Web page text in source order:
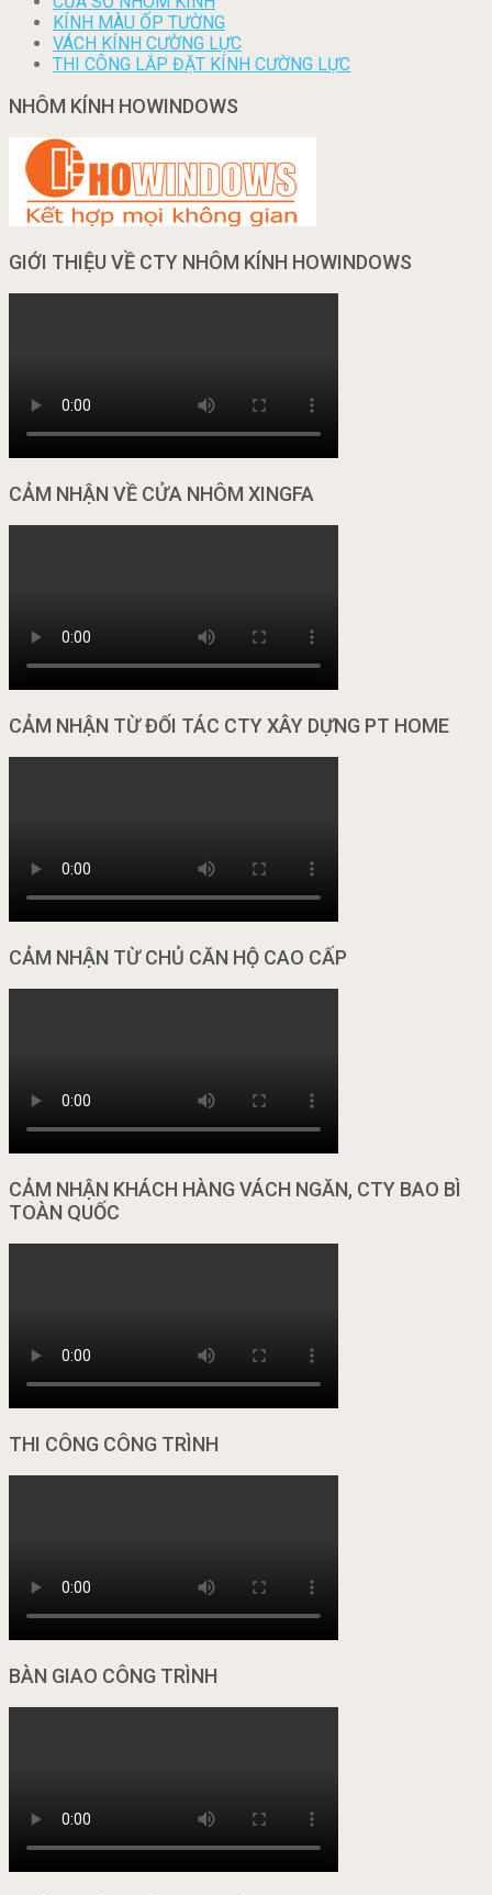
KÍNH MÀU ỐP TƯỜNG
VÁCH KÍNH CƯỜNG LỰC
THI CÔNG LẮP ĐẶT KÍNH CƯỜNG LỰC
NHÔM KÍNH HOWINDOWS
GIỚI THIỆU VỀ CTY NHÔM KÍNH HOWINDOWS
CẢM NHẬN VỀ CỬA NHÔM XINGFA
CẢM NHẬN TỪ ĐỐI TÁC CTY XÂY DỰNG PT HOME
CẢM NHẬN TỪ CHỦ CĂN HỘ CAO CẤP
CẢM NHẬN KHÁCH HÀNG VÁCH NGĂN, CTY BAO BÌ
TOÀN QUỐC
THI CÔNG CÔNG TRÌNH
BÀN GIAO CÔNG TRÌNH